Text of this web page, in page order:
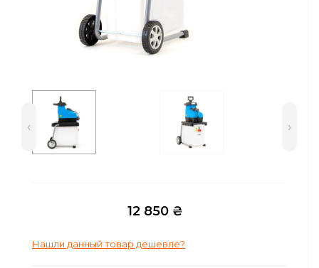
‹ ›
12 850 ₴
Нашли данный товар дешевле?